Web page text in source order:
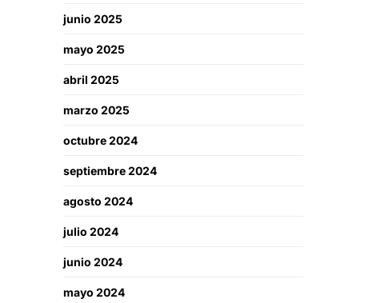
junio 2025
mayo 2025
abril 2025
marzo 2025
octubre 2024
septiembre 2024
agosto 2024
julio 2024
junio 2024
mayo 2024